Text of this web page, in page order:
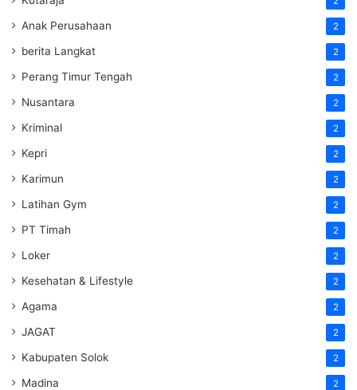
Anak Perusahaan 2
berita Langkat 2
Perang Timur Tengah 2
Nusantara 2
Kriminal 2
Kepri 2
Karimun 2
Latihan Gym 2
PT Timah 2
Loker 2
Kesehatan & Lifestyle 2
Agama 2
JAGAT 2
Kabupaten Solok 2
Madina 2